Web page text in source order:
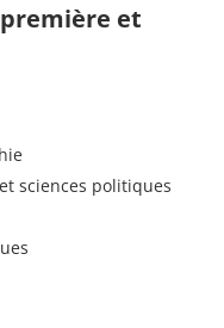
et
sciences politiques